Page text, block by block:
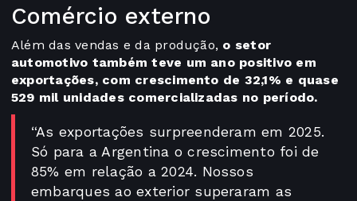
Comércio externo
Além das vendas e da produção, o setor
automotivo também teve um ano positivo em
exportações, com crescimento de 32,1% e quase
529 mil unidades comercializadas no período.
“As exportações surpreenderam em 2025.
Só para a Argentina o crescimento foi de
85% em relação a 2024. Nossos
embarques ao exterior superaram as